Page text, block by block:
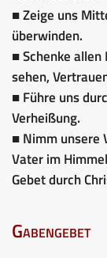
■ Zeige uns
überwinden.
■ Schenke
sehen,
■ Führe uns
Verheißung.
■ Nimm unsere
Vater im
Gebet durch
Gabengebet